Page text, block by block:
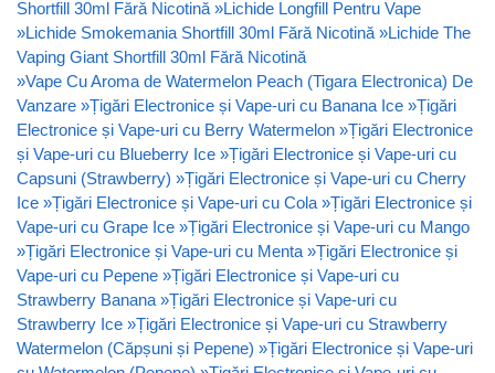
Shortfill 30ml Fără Nicotină »Lichide Longfill Pentru Vape
»Lichide Smokemania Shortfill 30ml Fără Nicotină »Lichide The
Vaping Giant Shortfill 30ml Fără Nicotină
»Vape Cu Aroma de Watermelon Peach (Tigara Electronica) De
Vanzare »Țigări Electronice și Vape-uri cu Banana Ice »Țigări
Electronice și Vape-uri cu Berry Watermelon »Țigări Electronice
și Vape-uri cu Blueberry Ice »Țigări Electronice și Vape-uri cu
Capsuni (Strawberry) »Țigări Electronice și Vape-uri cu Cherry
Ice »Țigări Electronice și Vape-uri cu Cola »Țigări Electronice și
Vape-uri cu Grape Ice »Țigări Electronice și Vape-uri cu Mango
»Țigări Electronice și Vape-uri cu Menta »Țigări Electronice și
Vape-uri cu Pepene »Țigări Electronice și Vape-uri cu
Strawberry Banana »Țigări Electronice și Vape-uri cu
Strawberry Ice »Țigări Electronice și Vape-uri cu Strawberry
Watermelon (Căpșuni și Pepene) »Țigări Electronice și Vape-uri